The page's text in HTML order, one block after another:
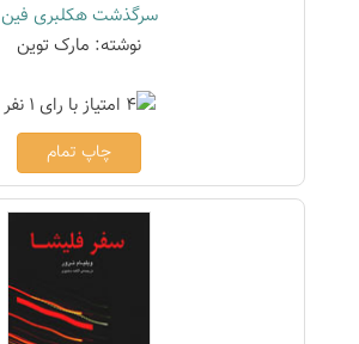
سرگذشت هکلبری فین
نوشته: مارک توین
چاپ تمام